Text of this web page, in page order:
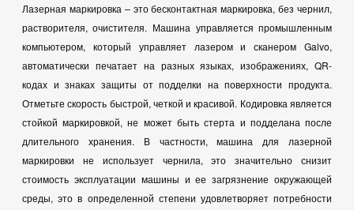
Лазерная маркировка – это бесконтактная маркировка, без чернил,
растворителя, очистителя. Машина управляется промышленным
компьютером, который управляет лазером и сканером Galvo,
автоматически печатает на разных языках, изображениях, QR-
кодах и знаках защиты от подделки на поверхности продукта.
Отметьте скорость быстрой, четкой и красивой. Кодировка является
стойкой маркировкой, не может быть стерта и подделана после
длительного хранения. В частности, машина для лазерной
маркировки не использует чернила, это значительно снизит
стоимость эксплуатации машины и ее загрязнение окружающей
среды, это в определенной степени удовлетворяет потребности